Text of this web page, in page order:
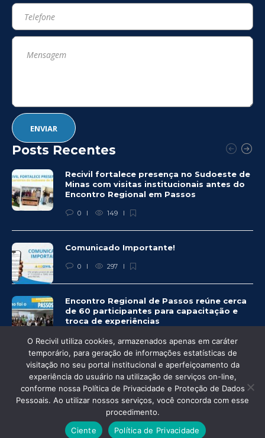
Posts Recentes
Recivil fortalece presença no Sudoeste de
Minas com visitas institucionais antes do
Encontro Regional em Passos
0 149
Comunicado Importante!
0 297
Encontro Regional de Passos reúne cerca
de 60 participantes para capacitação e
troca de experiências
0 283
© Recivil 2020 – Todos os direitos reservados.
Desenvolvido por:
O Recivil utiliza cookies, armazenados apenas em caráter
temporário, para geração de informações estatísticas de
visitação no seu portal institucional e aperfeiçoamento da
experiência do usuário na utilização de serviços on-line,
conforme nossa Política de Privacidade e Proteção de Dados
Pessoais. Ao utilizar nossos serviços, você concorda com esse
procedimento.
Ciente
Política de Privacidade